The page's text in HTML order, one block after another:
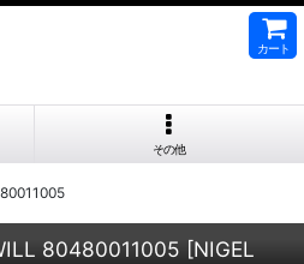
カート
その他
80480011005 [NIGEL